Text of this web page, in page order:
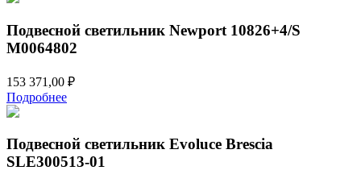
Подвесной светильник Newport 10826+4/S
М0064802
153 371,00 ₽
Подробнее
Подвесной светильник Evoluce Brescia
SLE300513-01